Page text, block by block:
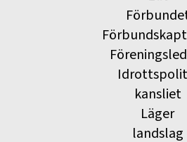
kansliet
Läger
landslag